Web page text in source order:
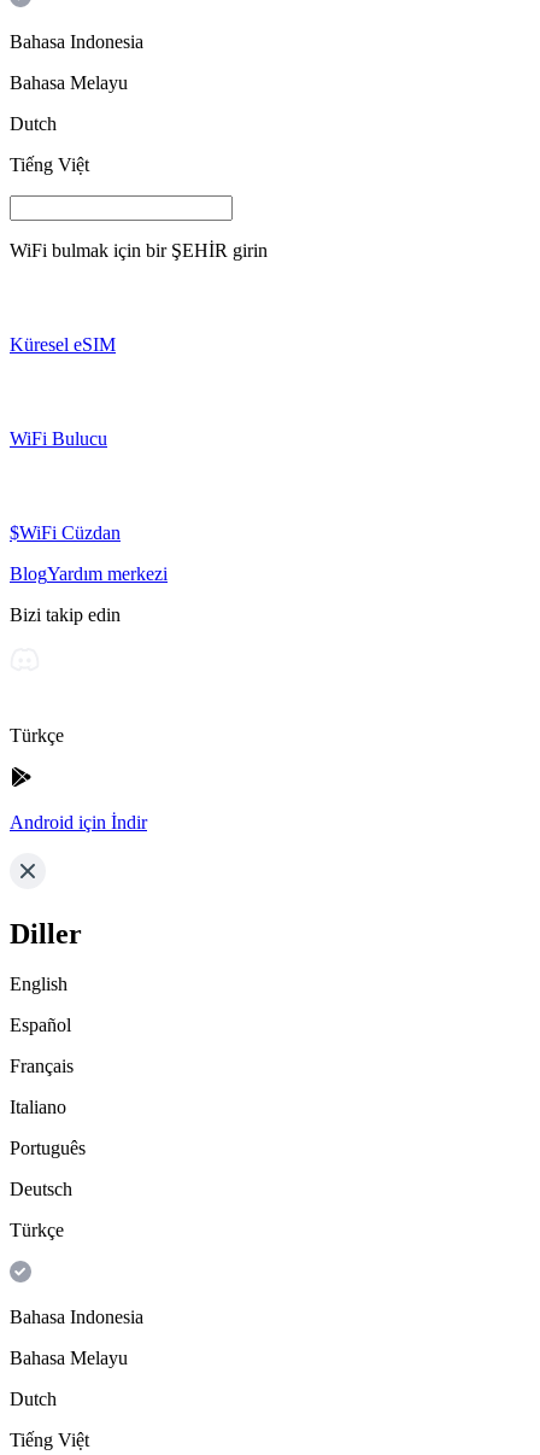
Bahasa Indonesia
Bahasa Melayu
Dutch
Tiếng Việt
WiFi bulmak için bir ŞEHİR girin
Küresel eSIM
WiFi Bulucu
$WiFi Cüzdan
BlogYardım merkezi
Bizi takip edin
Türkçe
Android için İndir
Diller
English
Español
Français
Italiano
Português
Deutsch
Türkçe
Bahasa Indonesia
Bahasa Melayu
Dutch
Tiếng Việt